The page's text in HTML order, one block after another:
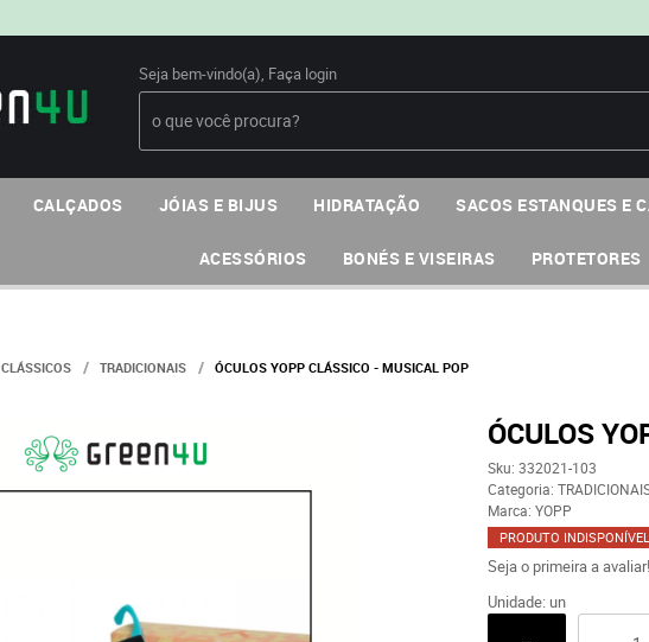
Seja bem-vindo(a), Faça login
CALÇADOS JÓIAS E BIJUS HIDRATAÇÃO SACOS ESTANQUES E
ACESSÓRIOS BONÉS E VISEIRAS PROTETORES
CLÁSSICOS TRADICIONAIS ÓCULOS YOPP CLÁSSICO - MUSICAL POP
ÓCULOS
Sku: 332021-103
Categoria:
Marca: YOPP
PRODUTO INDISPONÍVEL
Seja o primeira a avaliar!
Unidade: un